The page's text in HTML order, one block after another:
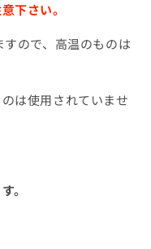
下さい。
ので、 高温のものは
は使用されていませ
。